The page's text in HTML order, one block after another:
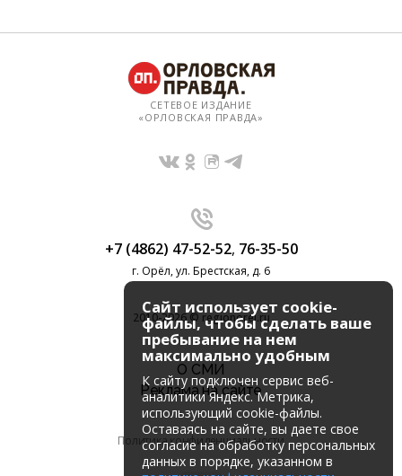
СЕТЕВОЕ ИЗДАНИЕ
«ОРЛОВСКАЯ ПРАВДА»
+7 (4862) 47-52-52, 76-35-50
г. Орёл, ул. Брестская, д. 6
2010-2026 © regionorel.ru
О СМИ
Реклама на сайте
Политика конфиденциальности
Сайт использует cookie-
файлы, чтобы сделать ваше
пребывание на нем
максимально удобным
К cайту подключен сервис веб-
аналитики Яндекс. Метрика,
использующий cookie-файлы.
Оставаясь на сайте, вы даете свое
согласие на обработку персональных
данных в порядке, указанном в